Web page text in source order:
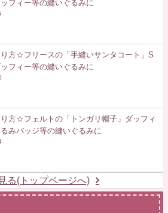
フィー等の縫いぐるみに
方☆フリースの「手縫いサンタコート」S
フィー等の縫いぐるみに
方☆フェルトの「トンガリ帽子」ダッフィ
みバッジ等の縫いぐるみに
る(トップページへ)